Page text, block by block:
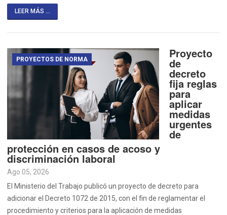
LEER MÁS ...
PROYECTOS DE NORMA Proyecto
de
decreto
fija reglas
para
aplicar
medidas
urgentes
de
protección en casos de acoso y
discriminación laboral
Ago 05, 2026
El Ministerio del Trabajo publicó un proyecto de decreto para
adicionar el Decreto 1072 de 2015, con el fin de reglamentar el
procedimiento y criterios para la aplicación de medidas